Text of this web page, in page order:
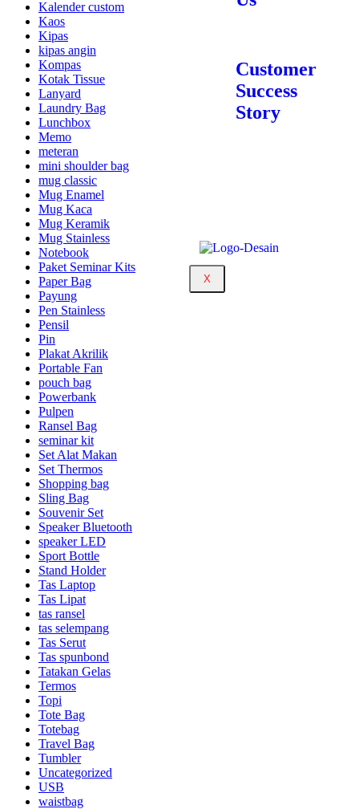
Customer
Success
Story
X
Kalender custom
Kaos
Kipas
kipas angin
Kompas
Kotak Tissue
Lanyard
Laundry Bag
Lunchbox
Memo
meteran
mini shoulder bag
mug classic
Mug Enamel
Mug Kaca
Mug Keramik
Mug Stainless
Notebook
Paket Seminar Kits
Paper Bag
Payung
Pen Stainless
Pensil
Pin
Plakat Akrilik
Portable Fan
pouch bag
Powerbank
Pulpen
Ransel Bag
seminar kit
Set Alat Makan
Set Thermos
Shopping bag
Sling Bag
Souvenir Set
Speaker Bluetooth
speaker LED
Sport Bottle
Stand Holder
Tas Laptop
Tas Lipat
tas ransel
tas selempang
Tas Serut
Tas spunbond
Tatakan Gelas
Termos
Topi
Tote Bag
Totebag
Travel Bag
Tumbler
Uncategorized
USB
waistbag